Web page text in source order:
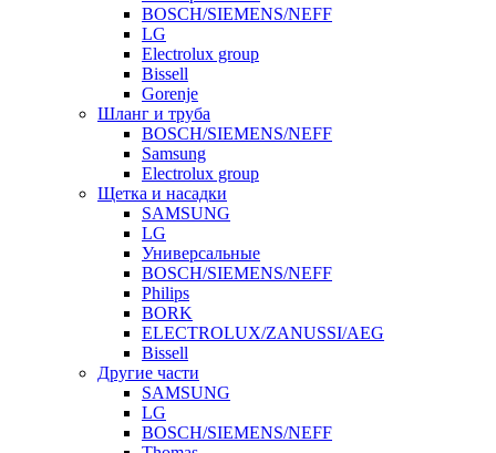
BOSCH/SIEMENS/NEFF
LG
Electrolux group
Bissell
Gorenje
Шланг и труба
BOSCH/SIEMENS/NEFF
Samsung
Electrolux group
Щетка и насадки
SAMSUNG
LG
Универсальные
BOSCH/SIEMENS/NEFF
Philips
BORK
ELECTROLUX/ZANUSSI/AEG
Bissell
Другие части
SAMSUNG
LG
BOSCH/SIEMENS/NEFF